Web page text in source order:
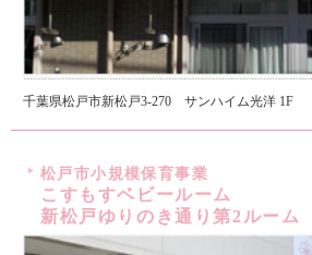
千葉県松戸市新松戸3-270 サンハイム光洋 1F
松戸市小規模保育事業
こすもすベビールーム
新松戸ゆりのき通り第2ルーム